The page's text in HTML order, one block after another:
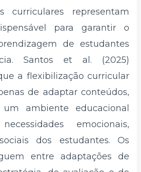
curriculares representam
para garantir o
de estudantes
Santos et al. (2025)
a flexibilização curricular
de adaptar conteúdos,
ambiente educacional
emocionais,
dos estudantes. Os
entre adaptações de